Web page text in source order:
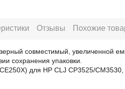
Отзывы Похожие
совместимый, увеличенной
сохранения упаковки.
для HP CLJ CP3525/